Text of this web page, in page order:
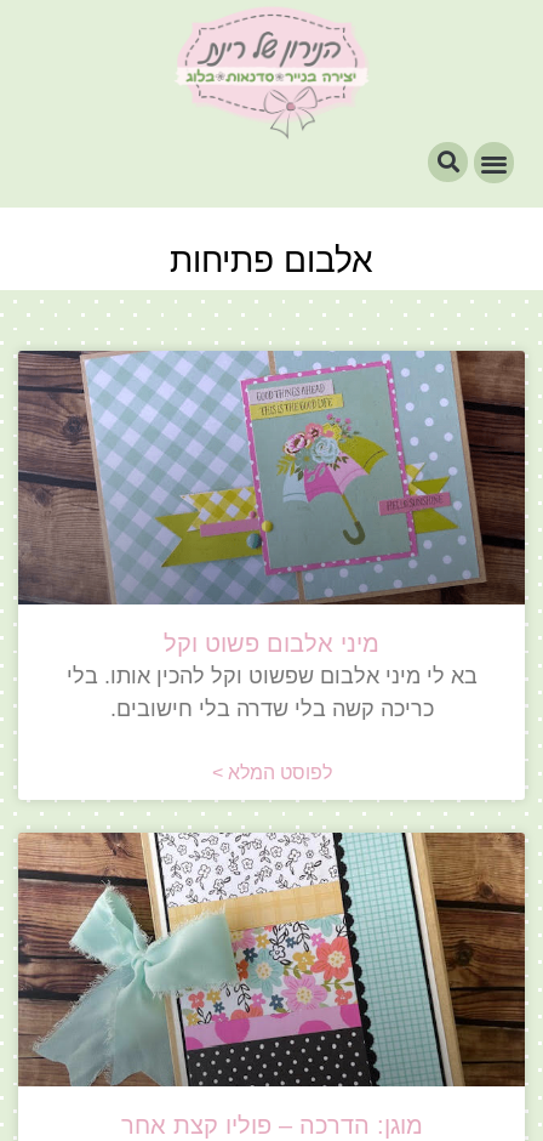
אלבום פתיחות
מיני אלבום פשוט וקל
בא לי מיני אלבום שפשוט וקל להכין אותו. בלי
כריכה קשה בלי שדרה בלי חישובים.
לפוסט המלא >
מוגן: הדרכה – פוליו קצת אחר